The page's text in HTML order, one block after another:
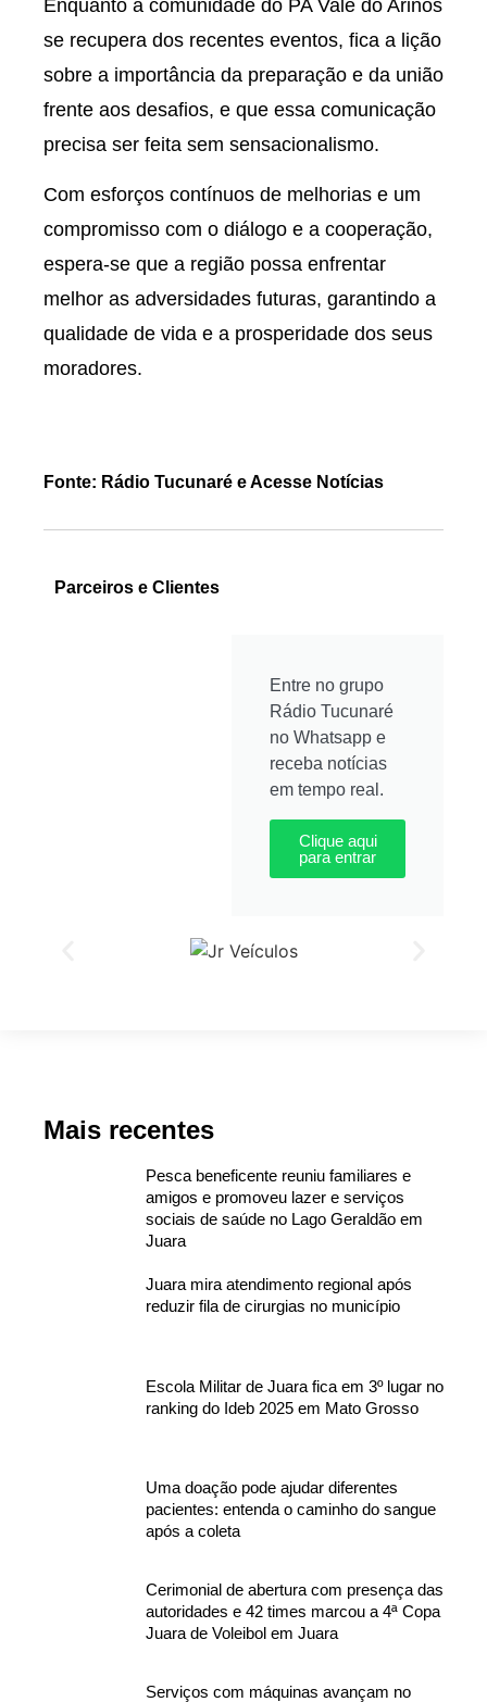
Enquanto a comunidade do PA Vale do Arinos
se recupera dos recentes eventos, fica a lição
sobre a importância da preparação e da união
frente aos desafios, e que essa comunicação
precisa ser feita sem sensacionalismo.
Com esforços contínuos de melhorias e um
compromisso com o diálogo e a cooperação,
espera-se que a região possa enfrentar
melhor as adversidades futuras, garantindo a
qualidade de vida e a prosperidade dos seus
moradores.
Fonte: Rádio Tucunaré e Acesse Notícias
Parceiros e Clientes
Entre no grupo
Rádio Tucunaré
no Whatsapp e
receba notícias
em tempo real.
Clique aqui
para entrar
Mais recentes
Pesca beneficente reuniu familiares e
amigos e promoveu lazer e serviços
sociais de saúde no Lago Geraldão em
Juara
Juara mira atendimento regional após
reduzir fila de cirurgias no município
Escola Militar de Juara fica em 3º lugar no
ranking do Ideb 2025 em Mato Grosso
Uma doação pode ajudar diferentes
pacientes: entenda o caminho do sangue
após a coleta
Cerimonial de abertura com presença das
autoridades e 42 times marcou a 4ª Copa
Juara de Voleibol em Juara
Serviços com máquinas avançam no